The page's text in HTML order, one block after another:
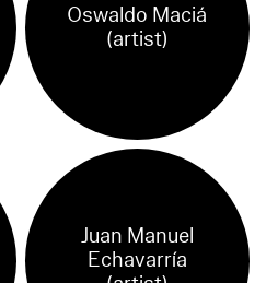
Oswaldo Maciá
(artist)
Juan Manuel
Echavarría